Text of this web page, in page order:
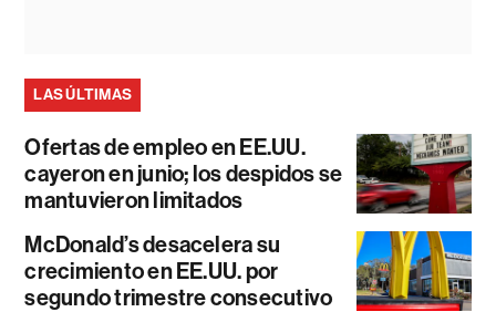
LAS ÚLTIMAS
Ofertas de empleo en EE.UU.
cayeron en junio; los despidos se
mantuvieron limitados
McDonald’s desacelera su
crecimiento en EE.UU. por
segundo trimestre consecutivo